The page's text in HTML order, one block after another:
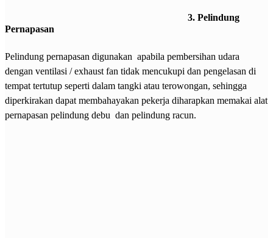
3. Pelindung
Pernapasan
Pelindung pernapasan digunakan apabila pembersihan udara
dengan ventilasi / exhaust fan tidak mencukupi dan pengelasan di
tempat tertutup seperti dalam tangki atau terowongan, sehingga
diperkirakan dapat membahayakan pekerja diharapkan memakai alat
pernapasan pelindung debu dan pelindung racun.